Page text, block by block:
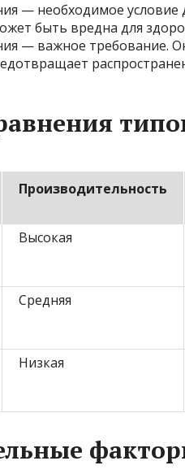
— необходимое условие
быть вредна для
— важное требование.
Производительность
Высокая
Средняя
Низкая